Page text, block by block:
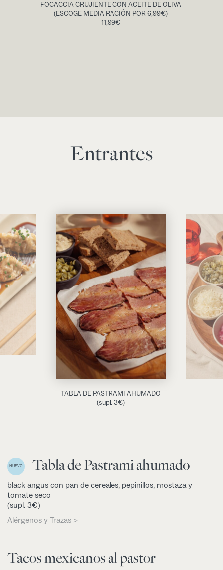
FOCACCIA CRUJIENTE CON ACEITE DE OLIVA
(ESCOGE MEDIA RACIÓN POR 6,99€)
11,99€
Entrantes
TABLA DE PASTRAMI AHUMADO
(supl. 3€)
NUEVO Tabla de Pastrami ahumado
black angus con pan de cereales, pepinillos, mostaza y
tomate seco
(supl. 3€)
Alérgenos y Trazas >
Tacos mexicanos al pastor